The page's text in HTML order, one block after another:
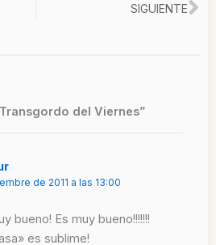
SIGUIENTE
del Viernes”
de 2011 a las 13:00
bueno! Es muy bueno!!!!!!!
es sublime!